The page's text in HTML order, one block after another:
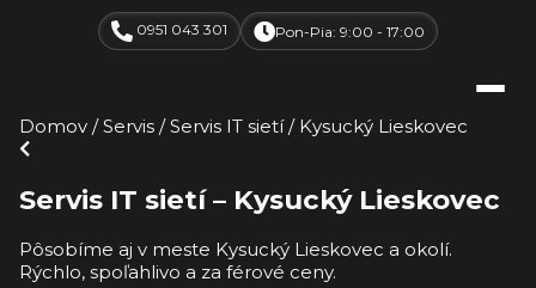
0951 043 301 Pon-Pia: 9:00 - 17:00
Domov / Servis / Servis IT sietí / Kysucký Lieskovec
Servis IT sietí – Kysucký Lieskovec
Pôsobíme aj v meste Kysucký Lieskovec a okolí.
Rýchlo, spoľahlivo a za férové ceny.